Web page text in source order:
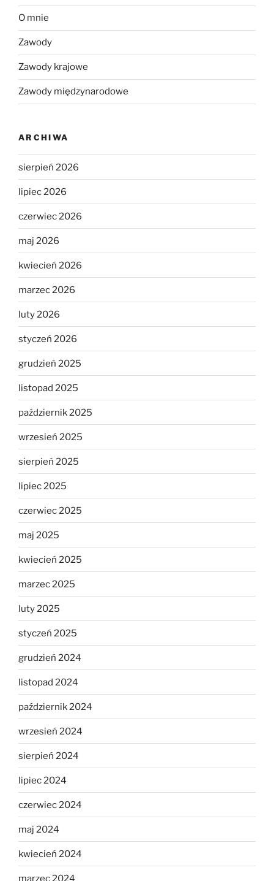
O mnie
Zawody
Zawody krajowe
Zawody międzynarodowe
ARCHIWA
sierpień 2026
lipiec 2026
czerwiec 2026
maj 2026
kwiecień 2026
marzec 2026
luty 2026
styczeń 2026
grudzień 2025
listopad 2025
październik 2025
wrzesień 2025
sierpień 2025
lipiec 2025
czerwiec 2025
maj 2025
kwiecień 2025
marzec 2025
luty 2025
styczeń 2025
grudzień 2024
listopad 2024
październik 2024
wrzesień 2024
sierpień 2024
lipiec 2024
czerwiec 2024
maj 2024
kwiecień 2024
marzec 2024